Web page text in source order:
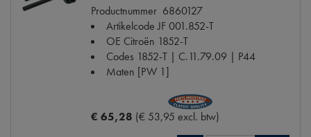
Productnummer 6860127
Artikelcode JF001.852-T
OE Citroën 1852-T
Codes 1852-T | C.11.79.09 | P44
Maten [PW 1]
€ 65,28 (€ 53,95 excl. btw)